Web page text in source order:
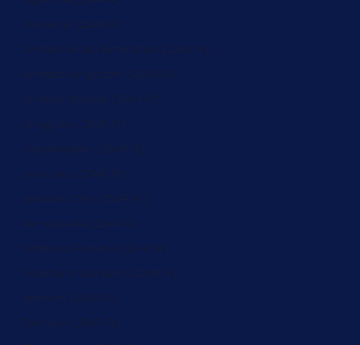
Ukraine (ZAR R)
United Arab Emirates (ZAR R)
United Kingdom (ZAR R)
United States (ZAR R)
Uruguay (ZAR R)
Uzbekistan (ZAR R)
Vanuatu (ZAR R)
Vatican City (ZAR R)
Venezuela (ZAR R)
Wallis & Futuna (ZAR R)
Western Sahara (ZAR R)
Yemen (ZAR R)
Zambia (ZAR R)